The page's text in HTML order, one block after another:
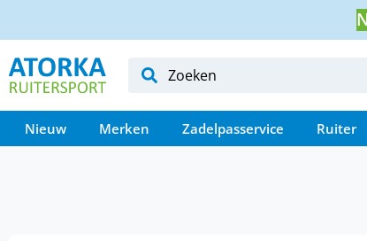
Nieuw Merken Zadelpasservice Ruiter